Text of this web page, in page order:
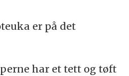
er på det
har et tett og tøft